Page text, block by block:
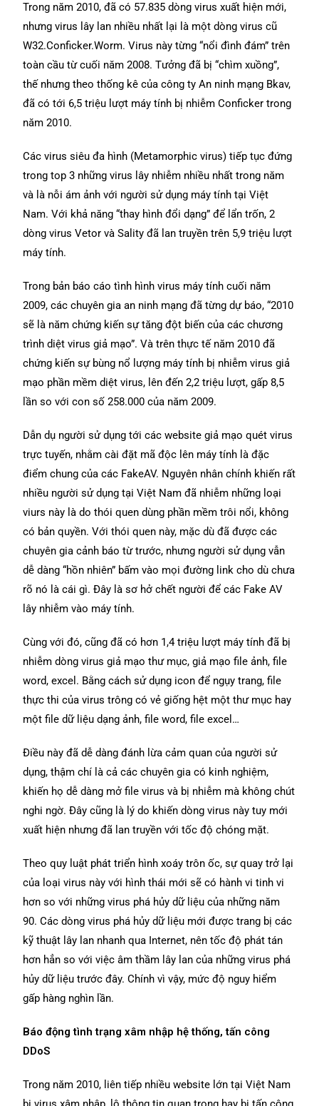
Trong năm 2010, đã có 57.835 dòng virus xuất hiện mới,
nhưng virus lây lan nhiều nhất lại là một dòng virus cũ
W32.Conficker.Worm. Virus này từng “nổi đình đám” trên
toàn cầu từ cuối năm 2008. Tưởng đã bị “chìm xuồng”,
thế nhưng theo thống kê của công ty An ninh mạng Bkav,
đã có tới 6,5 triệu lượt máy tính bị nhiễm Conficker trong
năm 2010.
Các virus siêu đa hình (Metamorphic virus) tiếp tục đứng
trong top 3 những virus lây nhiễm nhiều nhất trong năm
và là nỗi ám ảnh với người sử dụng máy tính tại Việt
Nam. Với khả năng “thay hình đổi dạng” để lẩn trốn, 2
dòng virus Vetor và Sality đã lan truyền trên 5,9 triệu lượt
máy tính.
Trong bản báo cáo tình hình virus máy tính cuối năm
2009, các chuyên gia an ninh mạng đã từng dự báo, “2010
sẽ là năm chứng kiến sự tăng đột biến của các chương
trình diệt virus giả mạo”. Và trên thực tế năm 2010 đã
chứng kiến sự bùng nổ lượng máy tính bị nhiễm virus giả
mạo phần mềm diệt virus, lên đến 2,2 triệu lượt, gấp 8,5
lần so với con số 258.000 của năm 2009.
Dẫn dụ người sử dụng tới các website giả mạo quét virus
trực tuyến, nhằm cài đặt mã độc lên máy tính là đặc
điểm chung của các FakeAV. Nguyên nhân chính khiến rất
nhiều người sử dụng tại Việt Nam đã nhiễm những loại
viurs này là do thói quen dùng phần mềm trôi nổi, không
có bản quyền. Với thói quen này, mặc dù đã được các
chuyên gia cảnh báo từ trước, nhưng người sử dụng vẫn
dễ dàng “hồn nhiên” bấm vào mọi đường link cho dù chưa
rõ nó là cái gì. Đây là sơ hở chết người để các Fake AV
lây nhiễm vào máy tính.
Cùng với đó, cũng đã có hơn 1,4 triệu lượt máy tính đã bị
nhiễm dòng virus giả mạo thư mục, giả mạo file ảnh, file
word, excel. Bằng cách sử dụng icon để ngụy trang, file
thực thi của virus trông có vẻ giống hệt một thư mục hay
một file dữ liệu dạng ảnh, file word, file excel…
Điều này đã dễ dàng đánh lừa cảm quan của người sử
dụng, thậm chí là cả các chuyên gia có kinh nghiệm,
khiến họ dễ dàng mở file virus và bị nhiễm mà không chút
nghi ngờ. Đây cũng là lý do khiến dòng virus này tuy mới
xuất hiện nhưng đã lan truyền với tốc độ chóng mặt.
Theo quy luật phát triển hình xoáy trôn ốc, sự quay trở lại
của loại virus này với hình thái mới sẽ có hành vi tinh vi
hơn so với những virus phá hủy dữ liệu của những năm
90. Các dòng virus phá hủy dữ liệu mới được trang bị các
kỹ thuật lây lan nhanh qua Internet, nên tốc độ phát tán
hơn hẳn so với việc âm thầm lây lan của những virus phá
hủy dữ liệu trước đây. Chính vì vậy, mức độ nguy hiểm
gấp hàng nghìn lần.
Báo động tình trạng xâm nhập hệ thống, tấn công
DDoS
Trong năm 2010, liên tiếp nhiều website lớn tại Việt Nam